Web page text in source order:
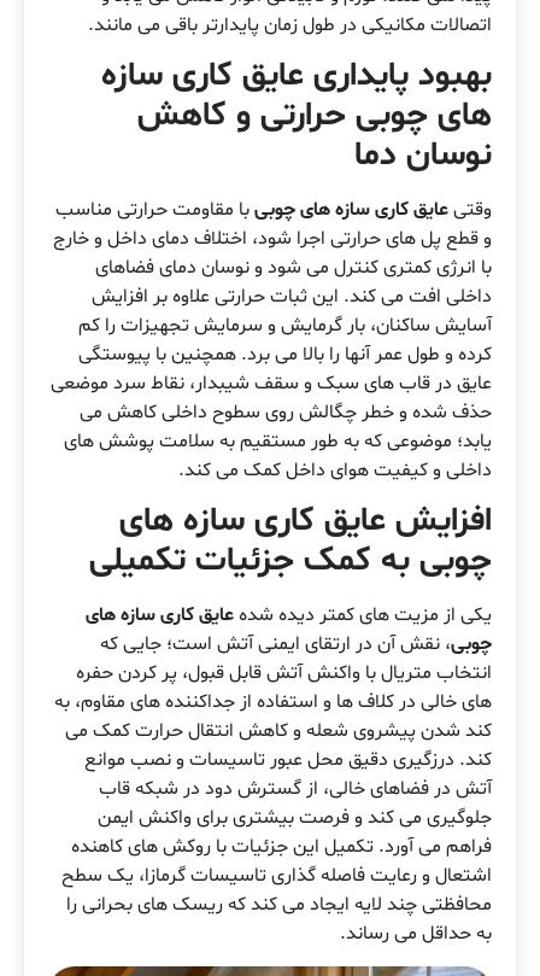
اتصالات مکانیکی در طول زمان پایدارتر باقی می مانند.
بهبود پایداری عایق کاری سازه
های چوبی حرارتی و کاهش
نوسان دما
وقتیعایق کاری سازه های چوبیبا مقاومت حرارتی مناسب
و قطع پل های حرارتی اجرا شود، اختلاف دمای داخل و خارج
با انرژی کمتری کنترل می شود و نوسان دمای فضاهای
داخلی افت می کند. این ثبات حرارتی علاوه بر افزایش
آسایش ساکنان، بار گرمایش و سرمایش تجهیزات را کم
کرده و طول عمر آنها را بالا می برد. همچنین با پیوستگی
عایق در قاب های سبک و سقف شیبدار، نقاط سرد موضعی
حذف شده و خطر چگالش روی سطوح داخلی کاهش می
یابد؛ موضوعی که به طور مستقیم به سلامت پوشش های
داخلی و کیفیت هوای داخل کمک می کند.
افزایش عایق کاری سازه های
چوبی به کمک جزئیات تکمیلی
یکی از مزیت های کمتر دیده شدهعایق کاری سازه های
چوبی، نقش آن در ارتقای ایمنی آتش است؛ جایی که
انتخاب متریال با واکنش آتش قابل قبول، پر کردن حفره
های خالی در کلاف ها و استفاده از جداکننده های مقاوم، به
کند شدن پیشروی شعله و کاهش انتقال حرارت کمک می
کند. درزگیری دقیق محل عبور تاسیسات و نصب موانع
آتش در فضاهای خالی، از گسترش دود در شبکه قاب
جلوگیری می کند و فرصت بیشتری برای واکنش ایمن
فراهم می آورد. تکمیل این جزئیات با روکش های کاهنده
اشتعال و رعایت فاصله گذاری تاسیسات گرمازا، یک سطح
محافظتی چند لایه ایجاد می کند که ریسک های بحرانی را
به حداقل می رساند.